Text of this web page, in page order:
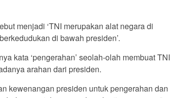
menjadi ‘TNI merupakan alat negara di
di bawah presiden’.
kata ‘pengerahan’ seolah-olah membuat TNI
arahan dari presiden.
kewenangan presiden untuk pengerahan dan